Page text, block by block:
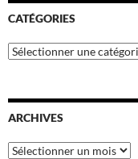
CATÉGORIES
Catégories
ARCHIVES
Archives